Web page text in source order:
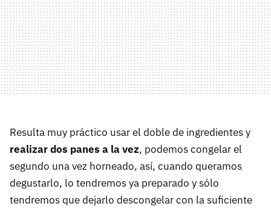
Resulta muy práctico usar el doble de ingredientes y
realizar dos panes a la vez, podemos congelar el
segundo una vez horneado, así, cuando queramos
degustarlo, lo tendremos ya preparado y sólo
tendremos que dejarlo descongelar con la suficiente